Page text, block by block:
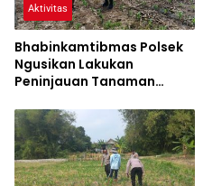
Aktivitas
Bhabinkamtibmas Polsek
Ngusikan Lakukan
Peninjauan Tanaman
Mendukung Ketahanan
Pangan